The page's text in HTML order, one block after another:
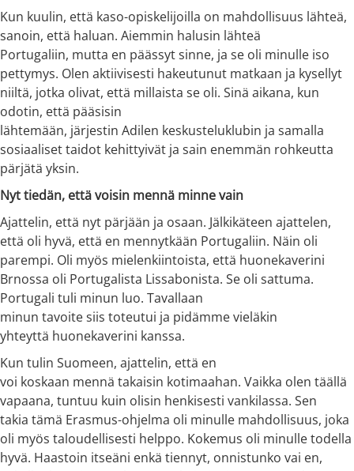
Kun kuulin, että kaso-opiskelijoilla on mahdollisuus lähteä,
sanoin, että haluan. Aiemmin halusin lähteä
Portugaliin, mutta en päässyt sinne, ja se oli minulle iso
pettymys. Olen aktiivisesti hakeutunut matkaan ja kysellyt
niiltä, jotka olivat, että millaista se oli. Sinä aikana, kun
odotin, että pääsisin
lähtemään, järjestin Adilen keskusteluklubin ja samalla
sosiaaliset taidot kehittyivät ja sain enemmän rohkeutta
pärjätä yksin.
Nyt tiedän, että voisin mennä minne vain
Ajattelin, että nyt pärjään ja osaan. Jälkikäteen ajattelen,
että oli hyvä, että en mennytkään Portugaliin. Näin oli
parempi. Oli myös mielenkiintoista, että huonekaverini
Brnossa oli Portugalista Lissabonista. Se oli sattuma.
Portugali tuli minun luo. Tavallaan
minun tavoite siis toteutui ja pidämme vieläkin
yhteyttä huonekaverini kanssa.
Kun tulin Suomeen, ajattelin, että en
voi koskaan mennä takaisin kotimaahan. Vaikka olen täällä
vapaana, tuntuu kuin olisin henkisesti vankilassa. Sen
takia tämä Erasmus-ohjelma oli minulle mahdollisuus, joka
oli myös taloudellisesti helppo. Kokemus oli minulle todella
hyvä. Haastoin itseäni enkä tiennyt, onnistunko vai en,